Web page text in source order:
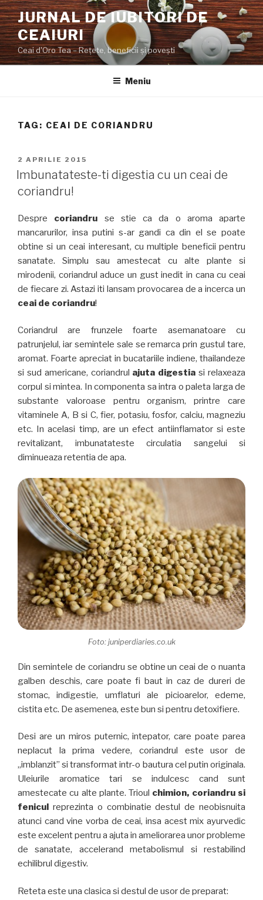
Sari
la
conținut
JURNAL DE IUBITORI DE
CEAIURI
Ceai d'Oro Tea – Rețete, beneficii şi poveşti
Meniu
TAG: CEAI DE CORIANDRU
PUBLICAT
PE
2 APRILIE 2015
Imbunatateste-ti digestia cu un ceai de
coriandru!
Despre coriandru se stie ca da o aroma aparte
mancarurilor, insa putini s-ar gandi ca din el se poate
obtine si un ceai interesant, cu multiple beneficii pentru
sanatate. Simplu sau amestecat cu alte plante si
mirodenii, coriandrul aduce un gust inedit in cana cu ceai
de fiecare zi. Astazi iti lansam provocarea de a incerca un
ceai de coriandru!
Coriandrul are frunzele foarte asemanatoare cu
patrunjelul, iar semintele sale se remarca prin gustul tare,
aromat. Foarte apreciat in bucatariile indiene, thailandeze
si sud americane, coriandrul ajuta digestia si relaxeaza
corpul si mintea. In componenta sa intra o paleta larga de
substante valoroase pentru organism, printre care
vitaminele A, B si C, fier, potasiu, fosfor, calciu, magneziu
etc. In acelasi timp, are un efect antiinflamator si este
revitalizant, imbunatateste circulatia sangelui si
diminueaza retentia de apa.
Foto: juniperdiaries.co.uk
Din semintele de coriandru se obtine un ceai de o nuanta
galben deschis, care poate fi baut in caz de dureri de
stomac, indigestie, umflaturi ale picioarelor, edeme,
cistita etc. De asemenea, este bun si pentru detoxifiere.
Desi are un miros puternic, intepator, care poate parea
neplacut la prima vedere, coriandrul este usor de
„imblanzit” si transformat intr-o bautura cel putin originala.
Uleiurile aromatice tari se indulcesc cand sunt
amestecate cu alte plante. Trioul chimion, coriandru si
fenicul reprezinta o combinatie destul de neobisnuita
atunci cand vine vorba de ceai, insa acest mix ayurvedic
este excelent pentru a ajuta in ameliorarea unor probleme
de sanatate, accelerand metabolismul si restabilind
echilibrul digestiv.
Reteta este una clasica si destul de usor de preparat: